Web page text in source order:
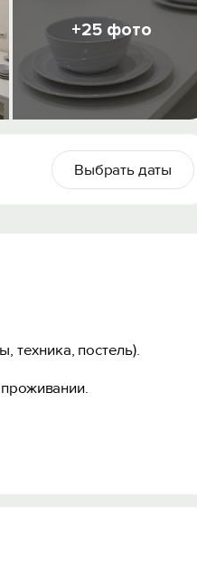
+25 фото
Выбрать даты
техника, постель).
до 3 минут ходьбы.